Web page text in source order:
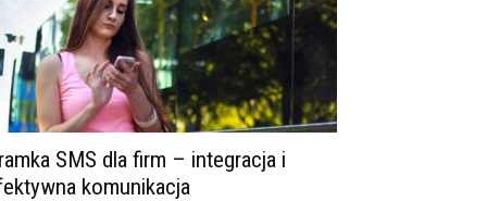
SMS dla firm – integracja i
komunikacja